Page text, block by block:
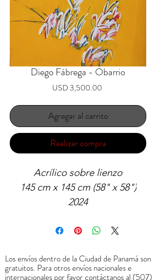
Diego Fábrega - Obarrio
USD 3,500.00Precio
Agregar al carrito
Realizar compra
Acrílico sobre lienzo
145 cm x 145 cm (58" x 58")
2024
Los envíos dentro de la Ciudad de Panamá son
gratuitos. Para otros envíos nacionales e
internacionales por favor contáctanos al (507)